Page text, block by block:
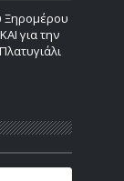
Ξηρομέρου
για την